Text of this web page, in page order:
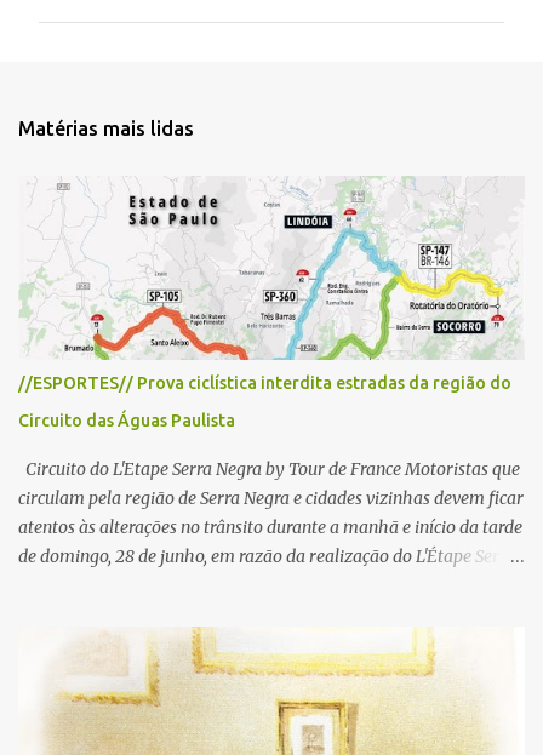
t
i
o
s
Matérias mais lidas
//ESPORTES// Prova ciclística interdita estradas da região do
Circuito das Águas Paulista
Circuito do L'Etape Serra Negra by Tour de France Motoristas que
circulam pela região de Serra Negra e cidades vizinhas devem ficar
atentos às alterações no trânsito durante a manhã e início da tarde
de domingo, 28 de junho, em razão da realização do L'Étape Serra
reunirá atletas de diferentes regiões do país e terá percursos
passando pelos municípios de Serra Negra, Amparo, Monte Alegre
do Sul, Lindoia e Socorro. Para garantir a segurança dos
participantes e do público, diversos trechos de rodovias e estradas